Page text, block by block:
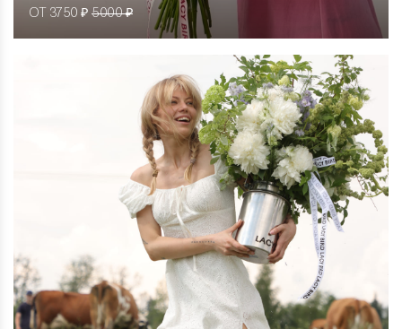
ОТ 3750 ₽ 5000 ₽